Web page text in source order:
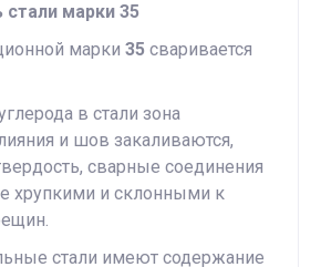
марки 35
марки 35 сваривается
в стали зона
и шов закаливаются,
сварные соединения
хрупкими и склонными к
стали имеют содержание